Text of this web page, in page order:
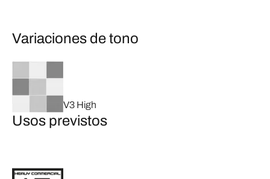
Variaciones de tono
V3 High
Usos previstos